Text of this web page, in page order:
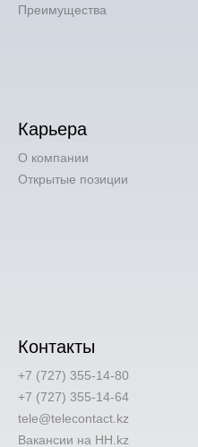
Преимущества
Карьера
О компании
Открытые позиции
Контакты
+7 (727) 355-14-80
+7 (727) 355-14-64
tele@telecontact.kz
Вакансии на HH.kz